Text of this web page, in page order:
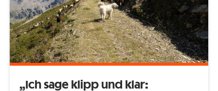
„Ich sage klipp und klar: